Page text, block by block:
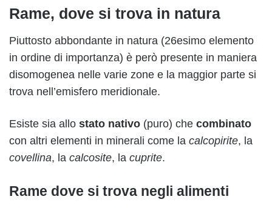
Rame, dove si trova in natura
Piuttosto abbondante in natura (26esimo elemento
in ordine di importanza) è però presente in maniera
disomogenea nelle varie zone e la maggior parte si
trova nell’emisfero meridionale.
Esiste sia allo stato nativo (puro) che combinato
con altri elementi in minerali come la calcopirite, la
covellina, la calcosite, la cuprite.
Rame dove si trova negli alimenti